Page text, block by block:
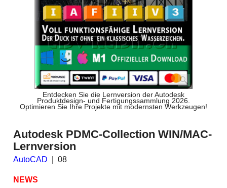
Entdecken Sie die Lernversion der Autodesk
Produktdesign- und Fertigungssammlung 2026.
Optimieren Sie Ihre Projekte mit modernsten Werkzeugen!
Autodesk PDMC-Collection WIN/MAC-
Lernversion
AutoCAD 08
NEWS